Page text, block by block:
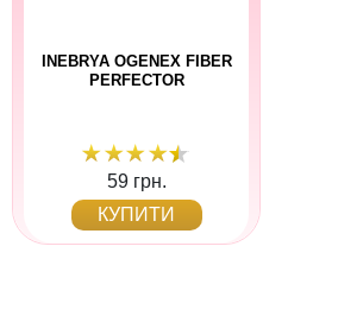
INEBRYA OGENEX FIBER
PERFECTOR
59 грн.
КУПИТИ